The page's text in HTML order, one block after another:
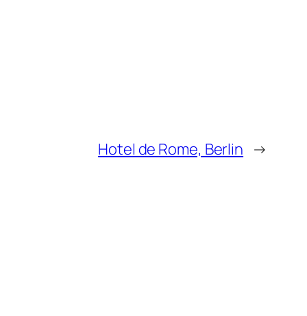
Hotel de Rome, Berlin →